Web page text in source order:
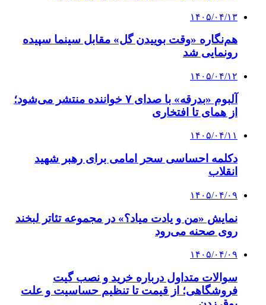
۱۴۰۵/۰۴/۱۳
هم‌نگاره «وقت بوییدن گل» مقابل سینما سپیده
رونمایی شد
۱۴۰۵/۰۴/۱۲
آلبوم «بدرقه» با صدای ۷ خواننده منتشر می‌شود؛
از همای تا افتخاری
۱۴۰۵/۰۴/۱۱
دکلمه‌ احساسی سحر امامی برای رهبر شهید
انقلاب
۱۴۰۵/۰۴/۰۹
نمایش «من و یادت میاد؟» در مجموعه تئاتر لبخند
روی صحنه می‌رود
۱۴۰۵/۰۴/۰۹
سوالات متداول درباره خرید و نصب گیت
فروشگاهی؛ از قیمت تا تنظیم حساسیت و علت